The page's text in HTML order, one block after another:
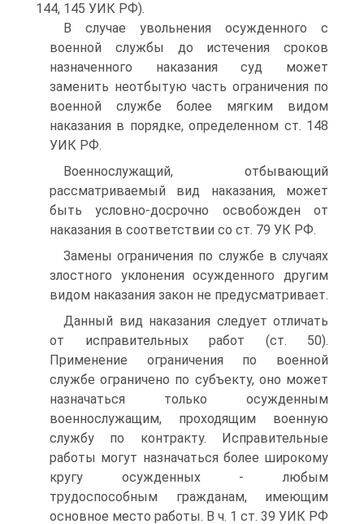
144, 145 УИК РФ).
В случае увольнения осужденного с
военной службы до истечения сроков
назначенного наказания суд может
заменить неотбытую часть ограничения по
военной службе более мягким видом
наказания в порядке, определенном ст. 148
УИК РФ.
Военнослужащий, отбывающий
рассматриваемый вид наказания, может
быть условно-досрочно освобожден от
наказания в соответствии со ст. 79 УК РФ.
Замены ограничения по службе в случаях
злостного уклонения осужденного другим
видом наказания закон не предусматривает.
Данный вид наказания следует отличать
от исправительных работ (ст. 50).
Применение ограничения по военной
службе ограничено по субъекту, оно может
назначаться только осужденным
военнослужащим, проходящим военную
службу по контракту. Исправительные
работы могут назначаться более широкому
кругу осужденных - любым
трудоспособным гражданам, имеющим
основное место работы. В ч. 1 ст. 39 УИК РФ